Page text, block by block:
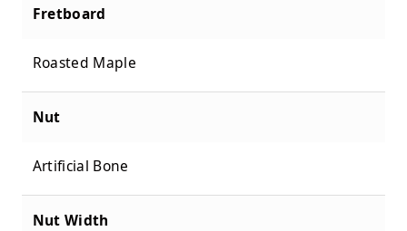
Fretboard
Roasted Maple
Nut
Artificial Bone
Nut Width